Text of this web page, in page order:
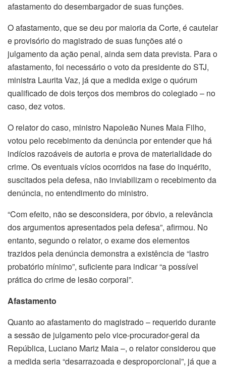
afastamento do desembargador de suas funções.
O afastamento, que se deu por maioria da Corte, é cautelar
e provisório do magistrado de suas funções até o
julgamento da ação penal, ainda sem data prevista. Para o
afastamento, foi necessário o voto da presidente do STJ,
ministra Laurita Vaz, já que a medida exige o quórum
qualificado de dois terços dos membros do colegiado – no
caso, dez votos.
O relator do caso, ministro Napoleão Nunes Maia Filho,
votou pelo recebimento da denúncia por entender que há
indícios razoáveis de autoria e prova de materialidade do
crime. Os eventuais vícios ocorridos na fase do inquérito,
suscitados pela defesa, não inviabilizam o recebimento da
denúncia, no entendimento do ministro.
“Com efeito, não se desconsidera, por óbvio, a relevância
dos argumentos apresentados pela defesa”, afirmou. No
entanto, segundo o relator, o exame dos elementos
trazidos pela denúncia demonstra a existência de “lastro
probatório mínimo”, suficiente para indicar “a possível
prática do crime de lesão corporal”.
Afastamento
Quanto ao afastamento do magistrado – requerido durante
a sessão de julgamento pelo vice-procurador-geral da
República, Luciano Mariz Maia –, o relator considerou que
a medida seria “desarrazoada e desproporcional”, já que a